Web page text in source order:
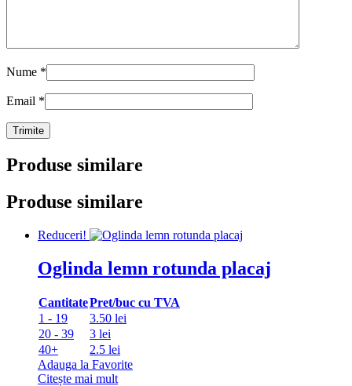
Nume *
Email *
Produse similare
Produse similare
Reduceri!
Oglinda lemn rotunda placaj
CantitatePret/buc cu TVA
1 - 19
3.50 lei
20 - 39
3 lei
40+
2.5 lei
Adauga la Favorite
Citește mai mult